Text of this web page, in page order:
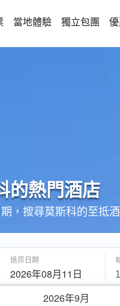
當地體驗 獨立包團
的熱門酒店
，搜尋莫斯科的至抵
退房日期
2026年08月11日
2026年9月